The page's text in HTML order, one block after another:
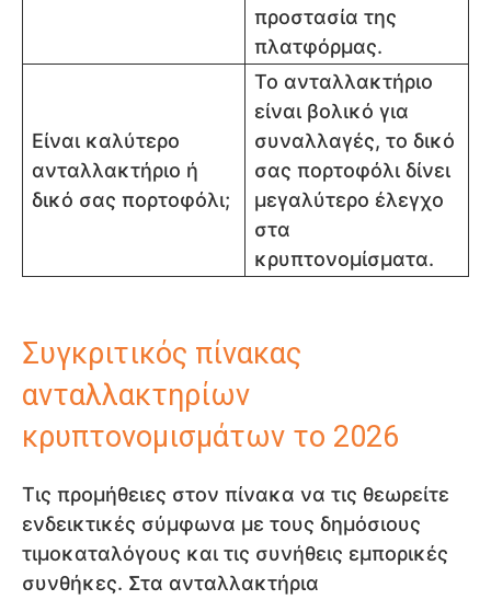
προστασία της
πλατφόρμας.
Είναι καλύτερο
ανταλλακτήριο ή
δικό σας πορτοφόλι;
Το ανταλλακτήριο
είναι βολικό για
συναλλαγές, το δικό
σας πορτοφόλι δίνει
μεγαλύτερο έλεγχο
στα
κρυπτονομίσματα.
Συγκριτικός πίνακας
ανταλλακτηρίων
κρυπτονομισμάτων το 2026
Τις προμήθειες στον πίνακα να τις θεωρείτε
ενδεικτικές σύμφωνα με τους δημόσιους
τιμοκαταλόγους και τις συνήθεις εμπορικές
συνθήκες. Στα ανταλλακτήρια